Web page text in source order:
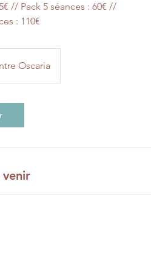
// Pack 5 séances : 60€ //
: 110€
Oscaria
venir